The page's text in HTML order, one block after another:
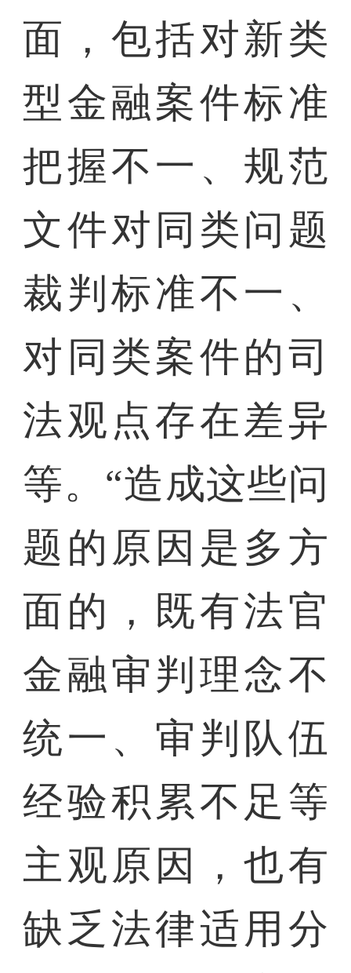
面，包括对新类
型金融案件标准
把握不一、规范
文件对同类问题
裁判标准不一、
对同类案件的司
法观点存在差异
等。“造成这些问
题的原因是多方
面的，既有法官
金融审判理念不
统一、审判队伍
经验积累不足等
主观原因，也有
缺乏法律适用分